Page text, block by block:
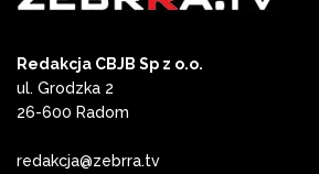
Redakcja CBJB Sp z o.o.
ul. Grodzka 2
26-600 Radom
redakcja@zebrra.tv